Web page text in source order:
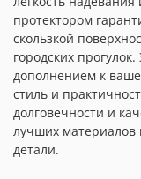
протектором
скользкой
городских
дополнением к
стиль и
долговечности и
лучших материалов
детали.